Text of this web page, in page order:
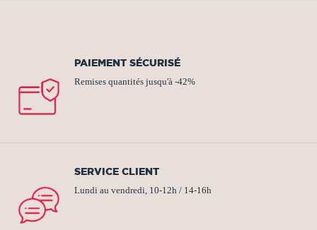
PAIEMENT SÉCURISÉ
Remises quantités jusqu'à -42%
SERVICE CLIENT
Lundi au vendredi, 10-12h / 14-16h